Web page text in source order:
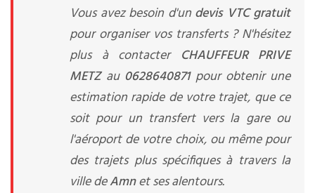
Vous avez besoin d'un devis VTC gratuit
pour organiser vos transferts ? N'hésitez
plus à contacter CHAUFFEUR PRIVE
METZ au 0628640871pour obtenir une
estimation rapide de votre trajet, que ce
soit pour un transfert vers la gare ou
l'aéroport de votre choix, ou même pour
des trajets plus spécifiques à travers la
ville deAmnet ses alentours.